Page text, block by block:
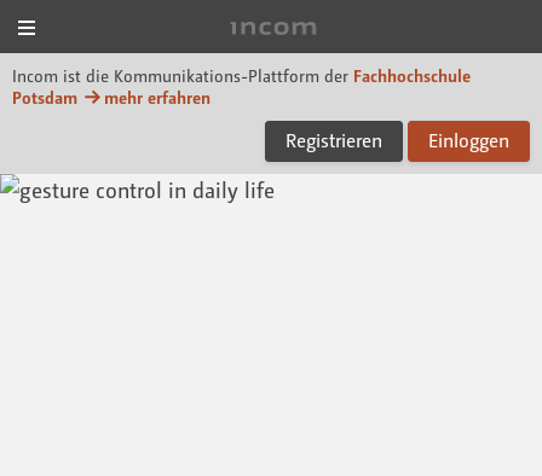
Incom ist die Kommunikations-Plattform der Fachhochschule
Potsdam
mehr erfahren
Registrieren Einloggen